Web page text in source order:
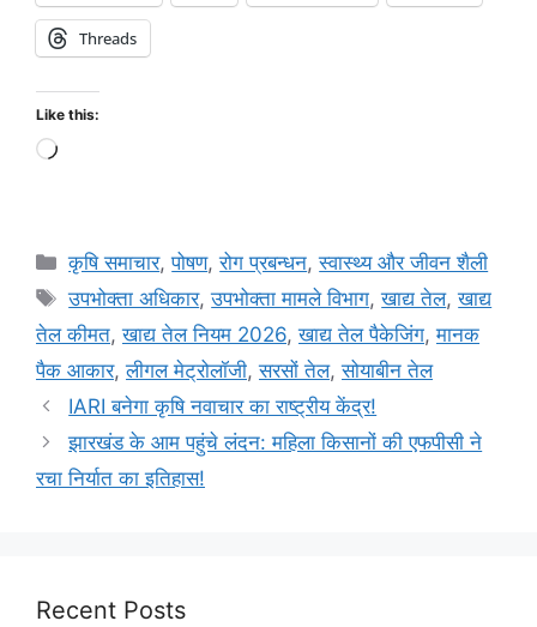
Threads
Like this:
कृषि समाचार,पोषण,रोग प्रबन्धन,स्वास्थ्य और जीवन शैली
उपभोक्ता अधिकार,उपभोक्ता मामले विभाग,खाद्य तेल,खाद्य
तेल कीमत,खाद्य तेल नियम 2026,खाद्य तेल पैकेजिंग,मानक
पैक आकार,लीगल मेट्रोलॉजी,सरसों तेल,सोयाबीन तेल
IARI बनेगा कृषि नवाचार का राष्ट्रीय केंद्र!
झारखंड के आम पहुंचे लंदन: महिला किसानों की एफपीसी ने
रचा निर्यात का इतिहास!
Recent Posts